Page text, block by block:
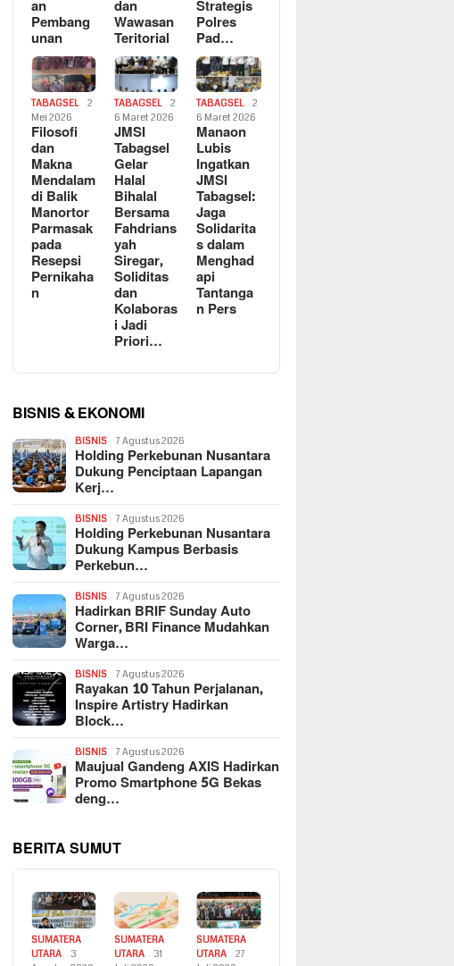
an
Pembang
unan
dan
Wawasan
Teritorial
Strategis
Polres
Pad…
TABAGSEL
2
Mei 2026
Filosofi
dan
Makna
Mendalam
di Balik
Manortor
Parmasak
pada
Resepsi
Pernikaha
n
TABAGSEL
2
6 Maret 2026
JMSI
Tabagsel
Gelar
Halal
Bihalal
Bersama
Fahdrians
yah
Siregar,
Soliditas
dan
Kolaboras
i Jadi
Priori…
TABAGSEL
2
6 Maret 2026
Manaon
Lubis
Ingatkan
JMSI
Tabagsel:
Jaga
Solidarita
s dalam
Menghad
api
Tantanga
n Pers
BISNIS & EKONOMI
BISNIS 7 Agustus 2026
Holding Perkebunan Nusantara
Dukung Penciptaan Lapangan
Kerj…
BISNIS 7 Agustus 2026
Holding Perkebunan Nusantara
Dukung Kampus Berbasis
Perkebun…
BISNIS 7 Agustus 2026
Hadirkan BRIF Sunday Auto
Corner, BRI Finance Mudahkan
Warga…
BISNIS 7 Agustus 2026
Rayakan 10 Tahun Perjalanan,
Inspire Artistry Hadirkan
Block…
BISNIS 7 Agustus 2026
Maujual Gandeng AXIS Hadirkan
Promo Smartphone 5G Bekas
deng…
BERITA SUMUT
SUMATERA
UTARA
3
SUMATERA
UTARA
31
SUMATERA
UTARA
27